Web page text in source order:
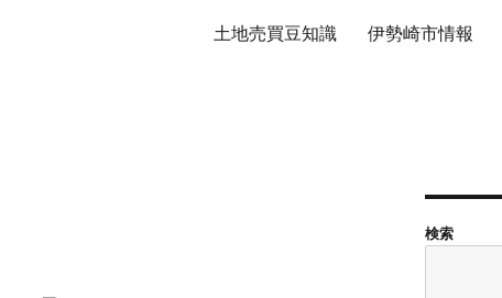
土地売買豆知識 伊勢崎市情報
検索